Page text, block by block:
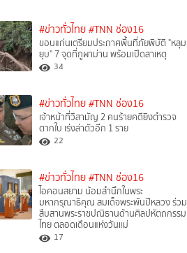
#ข่าวทั่วไทย #TNN ช่อง16
ขอนแก่นเตรียมประกาศพื้นที่ภัยพิบัติ "หลุม
ยุบ" 7 จุดที่ภูผาม่าน พร้อมเปิดสาเหตุ
34
#ข่าวทั่วไทย #TNN ช่อง16
เจ้าหน้าที่วิสามัญ 2 คนร้ายคดียิงตำรวจ
ตากใบ เร่งล่าตัวอีก 1 ราย
22
#ข่าวทั่วไทย #TNN ช่อง16
ไอคอนสยาม น้อมสำนึกในพระ
มหากรุณาธิคุณ สมเด็จพระพันปีหลวง ร่วม
สืบสานพระราชปณิธานด้านศิลปหัตถกรรม
ไทย ตลอดเดือนแห่งวันแม่
17